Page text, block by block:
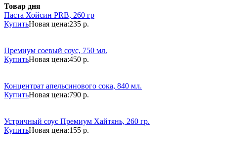
Товар дня
Паста Хойсин PRB, 260 гр
КупитьНовая цена:235 р.
Премиум соевый соус, 750 мл.
КупитьНовая цена:450 р.
Концентрат апельсинового сока, 840 мл.
КупитьНовая цена:790 р.
Устричный соус Премиум Хайтянь, 260 гр.
КупитьНовая цена:155 р.